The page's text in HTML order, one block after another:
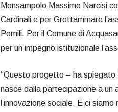
Monsampolo Massimo Narcisi
Cardinali e per Grottammare
Pomili. Per il Comune di
per un impegno istituzionale
“Questo progetto – ha spiegato
nasce dalla partecipazione a un
l’innovazione sociale. E ci